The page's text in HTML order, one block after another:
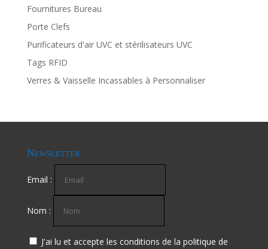
Fournitures Bureau
Porte Clefs
Purificateurs d'air UVC et stérilisateurs UVC
Tags RFID
Verres & Vaisselle Incassables à Personnaliser
Newsletter
Email :
Nom :
J'ai lu et accepte les conditions de la politique de